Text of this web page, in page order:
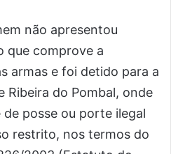
não apresentou
que comprove a
armas e foi detido para a
Ribeira do Pombal, onde
posse ou porte ilegal
restrito, nos termos do